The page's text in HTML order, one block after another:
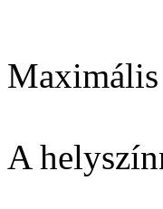
Maximális
A